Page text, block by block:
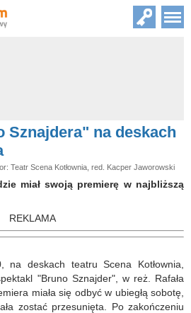
Sznajdera" na deskach
Teatr Scena Kotłownia, red. Kacper Jaworowski
miał swoją premierę w najbliższą
REKLAMA
deskach teatru Scena Kotłownia,
"Bruno Sznajder", w reż. Rafała
miała się odbyć w ubiegłą sobotę,
zostać przesunięta. Po zakończeniu